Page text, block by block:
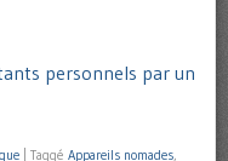
personnels par un
Taggé Appareils nomades,